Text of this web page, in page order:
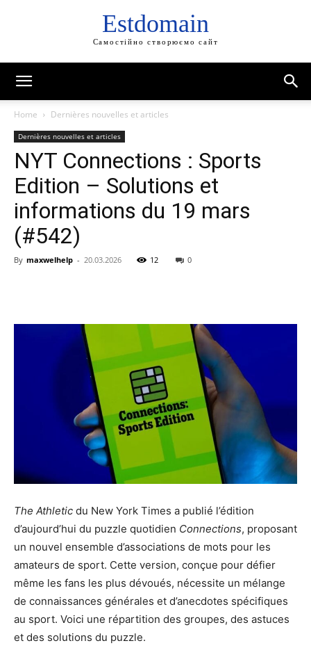
Estdomain
Самостійно створюємо сайт
Home Dernières nouvelles et articles
Dernières nouvelles et articles
NYT Connections : Sports
Edition – Solutions et
informations du 19 mars
(#542)
By maxwelhelp - 20.03.2026 12 0
The Athletic du New York Times a publié l’édition
d’aujourd’hui du puzzle quotidien Connections, proposant
un nouvel ensemble d’associations de mots pour les
amateurs de sport. Cette version, conçue pour défier
même les fans les plus dévoués, nécessite un mélange
de connaissances générales et d’anecdotes spécifiques
au sport. Voici une répartition des groupes, des astuces
et des solutions du puzzle.